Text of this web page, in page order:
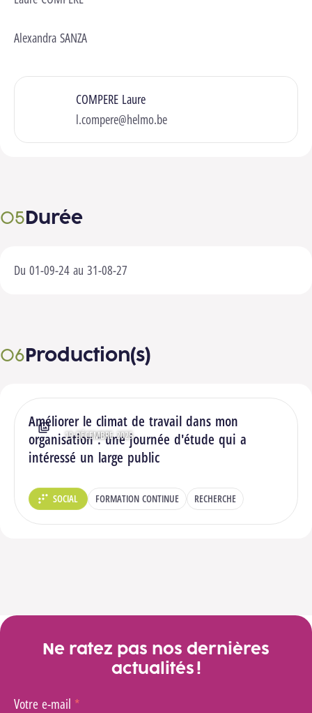
Alexandra SANZA
COMPERE Laure
l.compere@helmo.be
Durée
Du 01-09-24 au 31-08-27
Production(s)
Améliorer le climat de travail dans mon
organisation : une journée d'étude qui a
intéressé un large public
DÉPARTEMENT :
SOCIAL FORMATION CONTINUE RECHERCHE
Type : Photos
19 DÉCEMBRE 2025
Ne ratez pas nos dernières
actualités !
Votre e-mail *